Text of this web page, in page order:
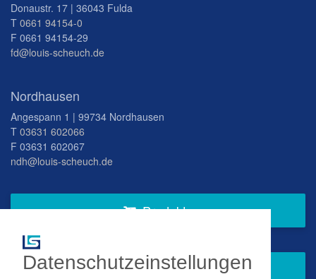
Donaustr. 17 | 36043 Fulda
T 0661 94154-0
F 0661 94154-29
fd@louis-scheuch.de
Nordhausen
Angespann 1 | 99734 Nordhausen
T 03631 602066
F 03631 602067
ndh@louis-scheuch.de
Produkte
Fragen Sie gern bei uns an
Datenschutzeinstellungen